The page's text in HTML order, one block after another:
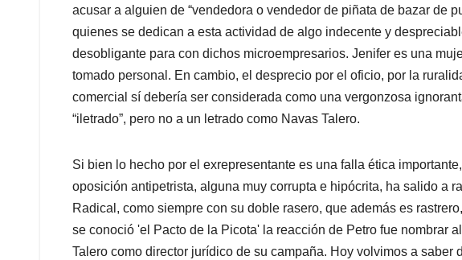
acusar a alguien de “vendedora o vendedor de piñata de bazar de
quienes se dedican a esta actividad de algo indecente y
desobligante para con dichos microempresarios. Jenifer es una
tomado personal. En cambio, el desprecio por el oficio, por la
comercial sí debería ser considerada como una vergonzosa
“iletrado”, pero no a un letrado como Navas Talero.
Si bien lo hecho por el exrepresentante es una falla ética
oposición antipetrista, alguna muy corrupta e hipócrita, ha salido a
Radical, como siempre con su doble rasero, que además es
se conoció 'el Pacto de la Picota' la reacción de Petro fue nombrar
Talero como director jurídico de su campaña. Hoy volvimos a saber